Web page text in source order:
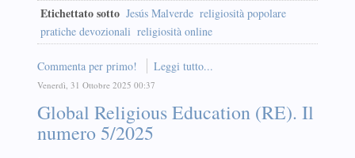
Etichettato sotto Jesús Malverde religiosità popolare
pratiche devozionali religiosità online
Commenta per primo! Leggi tutto...
Venerdì, 31 Ottobre 2025 00:37
Global Religious Education (RE). Il
numero 5/2025